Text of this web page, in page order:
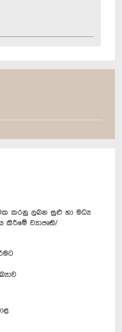
ලබන සුළු හා මධ්‍ය
ව්‍යාපෘති/